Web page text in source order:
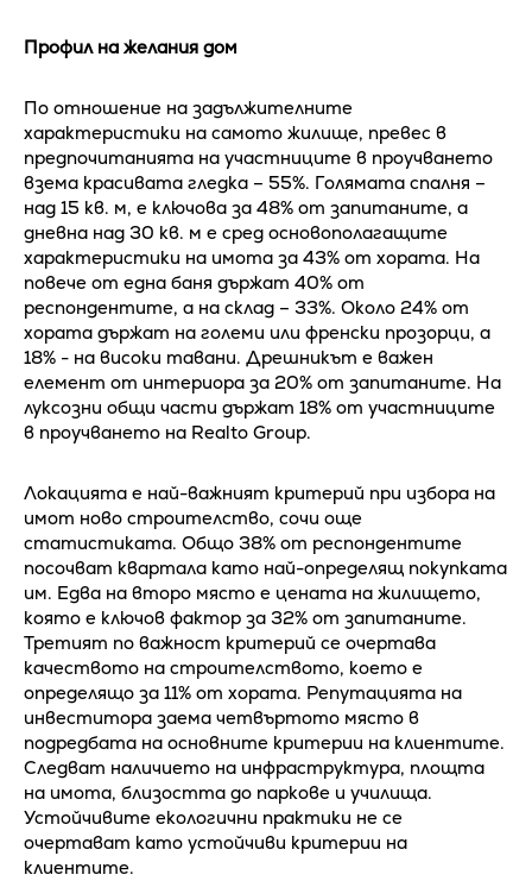
Профил на желания дом
По отношение на задължителните
характеристики на самото жилище, превес в
предпочитанията на участниците в проучването
взема красивата гледка – 55%. Голямата спалня –
над 15 кв. м, е ключова за 48% от запитаните, а
дневна над 30 кв. м е сред основополагащите
характеристики на имота за 43% от хората. На
повече от една баня държат 40% от
респондентите, а на склад – 33%. Около 24% от
хората държат на големи или френски прозорци, а
18% - на високи тавани. Дрешникът е важен
елемент от интериора за 20% от запитаните. На
луксозни общи части държат 18% от участниците
в проучването на Realto Group.
Локацията е най-важният критерий при избора на
имот ново строителство, сочи още
статистиката. Общо 38% от респондентите
посочват квартала като най-определящ покупката
им. Едва на второ място е цената на жилището,
която е ключов фактор за 32% от запитаните.
Третият по важност критерий се очертава
качеството на строителството, което е
определящо за 11% от хората. Репутацията на
инвеститора заема четвъртото място в
подредбата на основните критерии на клиентите.
Следват наличието на инфраструктура, площта
на имота, близостта до паркове и училища.
Устойчивите екологични практики не се
очертават като устойчиви критерии на
клиентите.